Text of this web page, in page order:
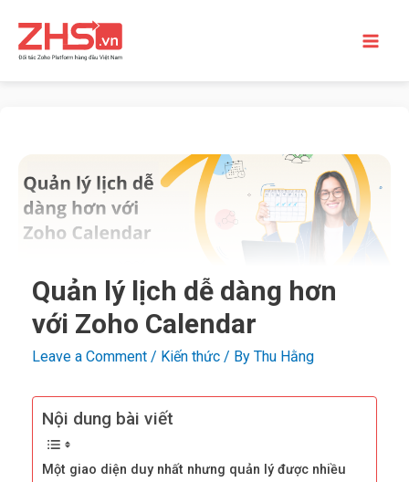
Quản lý lịch dễ dàng hơn
với Zoho Calendar
Leave a Comment / Kiến thức / By Thu Hằng
Nội dung bài viết
Một giao diện duy nhất nhưng quản lý được nhiều